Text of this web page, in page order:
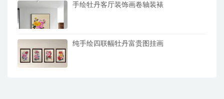
手绘牡丹客厅装饰画卷轴装裱
纯手绘四联幅牡丹富贵图挂画